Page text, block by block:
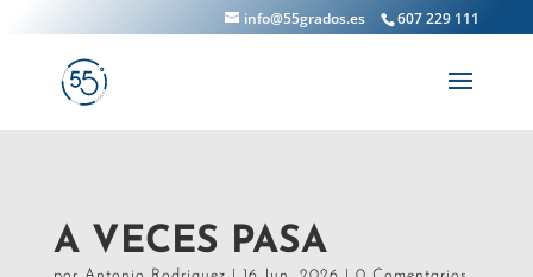
607 229 111
info@55grados.es
A VECES PASA